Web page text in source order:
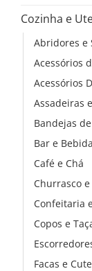
Cozinha e
Abridores e
Acessórios
Acessórios
Assadeiras
Bandejas
Bar e
Café e Chá
Churrasco
Confeitaria
Copos e
Facas e